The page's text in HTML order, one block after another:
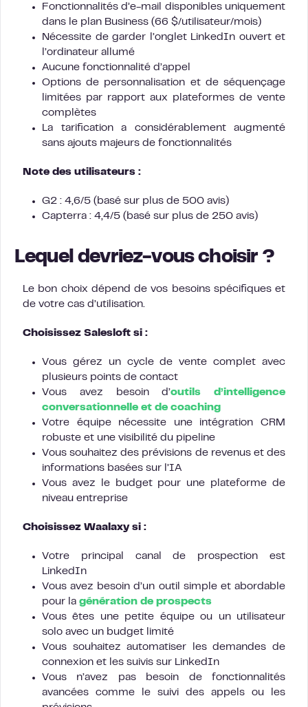
Fonctionnalités d’e-mail disponibles uniquement
dans le plan Business (66 $/utilisateur/mois)
Nécessite de garder l’onglet LinkedIn ouvert et
l’ordinateur allumé
Aucune fonctionnalité d’appel
Options de personnalisation et de séquençage
limitées par rapport aux plateformes de vente
complètes
La tarification a considérablement augmenté
sans ajouts majeurs de fonctionnalités
Note des utilisateurs :
G2 : 4,6/5 (basé sur plus de 500 avis)
Capterra : 4,4/5 (basé sur plus de 250 avis)
Lequel devriez-vous choisir ?
Le bon choix dépend de vos besoins spécifiques et
de votre cas d’utilisation.
Choisissez Salesloft si :
Vous gérez un cycle de vente complet avec
plusieurs points de contact
Vous avez besoin d’outils d’intelligence
conversationnelle et de coaching
Votre équipe nécessite une intégration CRM
robuste et une visibilité du pipeline
Vous souhaitez des prévisions de revenus et des
informations basées sur l’IA
Vous avez le budget pour une plateforme de
niveau entreprise
Choisissez Waalaxy si :
Votre principal canal de prospection est
LinkedIn
Vous avez besoin d’un outil simple et abordable
pour la génération de prospects
Vous êtes une petite équipe ou un utilisateur
solo avec un budget limité
Vous souhaitez automatiser les demandes de
connexion et les suivis sur LinkedIn
Vous n’avez pas besoin de fonctionnalités
avancées comme le suivi des appels ou les